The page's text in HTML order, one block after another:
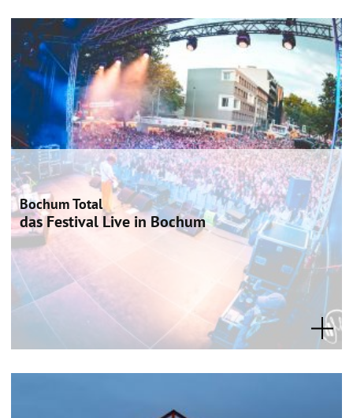
Bochum Total
das Festival Live in Bochum